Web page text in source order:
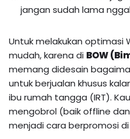
jangan sudah lama
Untuk melakukan optimasi
mudah, karena di BOW
memang didesain
untuk berjualan khusus
ibu rumah tangga (IRT).
mengobrol (baik offline
menjadi cara berpromosi di